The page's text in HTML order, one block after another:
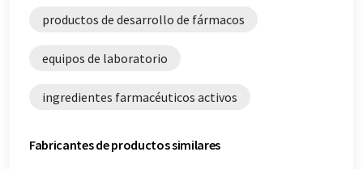
productos de desarrollo de fármacos
equipos de laboratorio
ingredientes farmacéuticos activos
Fabricantes de productos similares